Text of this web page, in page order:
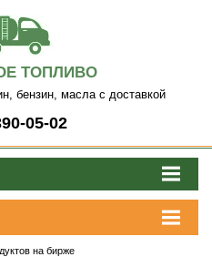
ТОПЛИВО
бензин, масла с доставкой
05-02
на бирже